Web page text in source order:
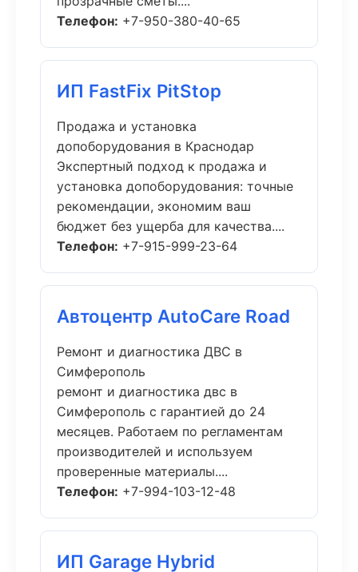
Телефон: +7-950-380-40-65
ИП FastFix PitStop
Продажа и установка
допоборудования в Краснодар
Экспертный подход к продажа и
установка допоборудования: точные
рекомендации, экономим ваш
бюджет без ущерба для качества....
Телефон: +7-915-999-23-64
Автоцентр AutoCare Road
Ремонт и диагностика ДВС в
Симферополь
ремонт и диагностика двс в
Симферополь с гарантией до 24
месяцев. Работаем по регламентам
производителей и используем
проверенные материалы....
Телефон: +7-994-103-12-48
ИП Garage Hybrid